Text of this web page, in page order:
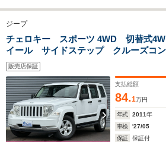
ジープ
チェロキー スポーツ 4WD 切替式
イール サイドステップ クルーズコ
ナビ TV バックカメラ サイドブラ
イミングチェーン キーレス ETC ミ
バー
販売店保証
支払総額
84.1万円
年式 2011年
車検
'27/05
保証
保証付